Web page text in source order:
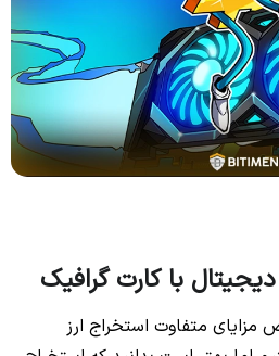
با کارت گرافیک
مزایای متفاوت استخراج ارز